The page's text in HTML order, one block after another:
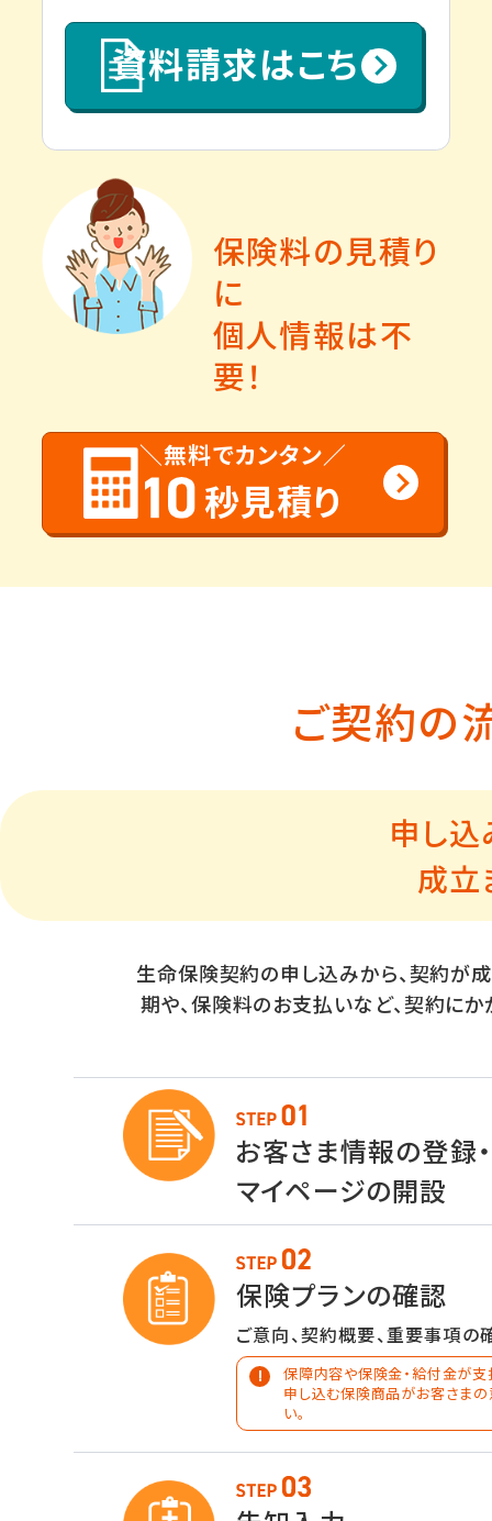
資料請求はこちら
保険料の見積り
に
個人情報は不
要！
＼無料でカンタン／
秒見積り
ご契約の
申し
成立
生命保険契約の申し込みから、契約が
期や、保険料のお支払いなど、契約に
お客さま情報の登録・
マイページの開設
保険プランの確認
ご意向、契約概要、重要事項の
保障内容や保険金・給付金が支
申し込む保険商品がお客さまの
い。